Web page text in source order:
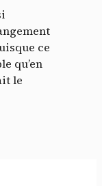
ce
qu’en
le